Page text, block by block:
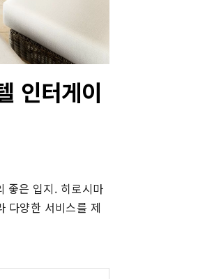
인터게이
좋은 입지. 히로시마
다양한 서비스를 제